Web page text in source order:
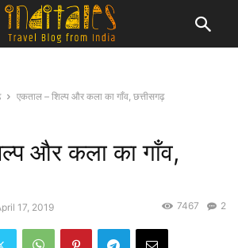
एकताल – शिल्प और कला का गाँव, छत्तीसगढ़
और कला का गाँव,
17, 2019 2
7467